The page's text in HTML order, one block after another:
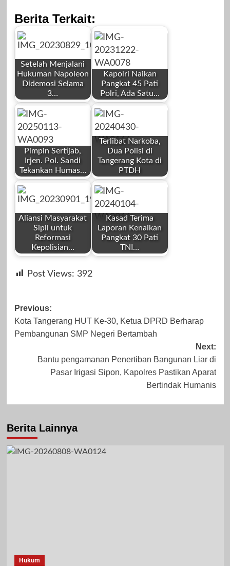
Berita Terkait:
Setelah Menjalani
Hukuman Napoleon
Didemosi Selama
3…
by
Redaksi
Agustus 29, 2023
Kapolri Naikan
Pangkat 45 Pati
Polri, Ada Satu…
by
Redaksi
Desember 22,
2023
Pimpin Sertijab,
Irjen. Pol. Sandi
Tekankan Humas…
by
Redaksi
Januari 14, 2025
Terlibat Narkoba,
Dua Polisi di
Tangerang Kota di
PTDH
by
Redaksi
April 30, 2024
Aliansi Masyarakat
Sipil untuk
Reformasi
Kepolisian…
Redaksi
Kasad Terima
Laporan Kenaikan
Pangkat 30 Pati
TNI…
Redaksi
Post Views: 392
Post
navigation
Previous:
Kota Tangerang HUT Ke-30, Ketua DPRD Berharap
Pembangunan SMP Negeri Bertambah
Next:
Bantu pengamanan Penertiban Bangunan Liar di
Pasar Irigasi Sipon, Kapolres Pastikan Aparat
Bertindak Humanis
Berita Lainnya
Hukum